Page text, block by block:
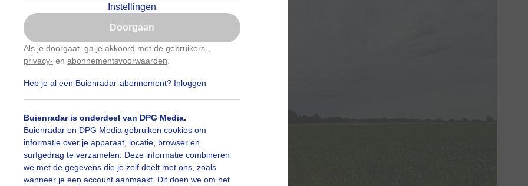
Instellingen
Doorgaan
Als je doorgaat, ga je akkoord met de gebruikers-
privacy- en abonnementsvoorwaarden
Heb je al een Buienradar-abonnement? Inloggen
Buienradar is onderdeel van DPG Media.
Buienradar en DPG Media gebruiken cookies om
informatie over je apparaat, locatie, browser en
surfgedrag te verzamelen. Deze informatie combineren
we met de gegevens die je zelf deelt met ons, zoals
wanneer je een account aanmaakt. Dit doen we om het
Is goed, toon de popup
Nu niet, misschien later
Gebruik je Safari en wil je niet elke dag deze pop-up
Klikhierom dit aan te passen